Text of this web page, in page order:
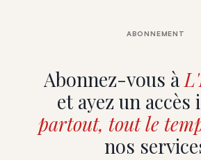
Abonnez-vous à
et ayez un
partout, tout le
nos
ABONNEMENT